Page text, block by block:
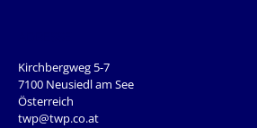
Kirchbergweg 5-7
7100 Neusiedl am See
Österreich
twp@twp.co.at